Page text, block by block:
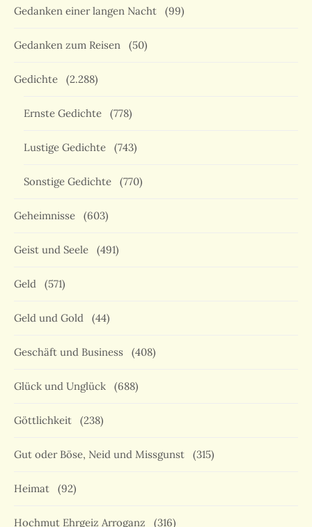
Gedanken einer langen Nacht (99)
Gedanken zum Reisen (50)
Gedichte (2.288)
Ernste Gedichte (778)
Lustige Gedichte (743)
Sonstige Gedichte (770)
Geheimnisse (603)
Geist und Seele (491)
Geld (571)
Geld und Gold (44)
Geschäft und Business (408)
Glück und Unglück (688)
Göttlichkeit (238)
Gut oder Böse, Neid und Missgunst (315)
Heimat (92)
Hochmut Ehrgeiz Arroganz (316)